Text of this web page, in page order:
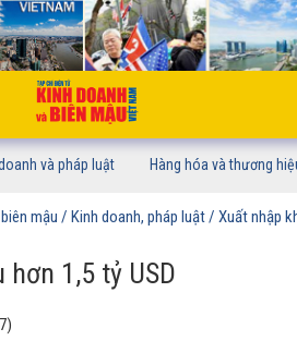
và pháp luật Hàng hóa và thương
mậu / Kinh doanh, pháp luật/ Xuất nhập
1,5 tỷ USD